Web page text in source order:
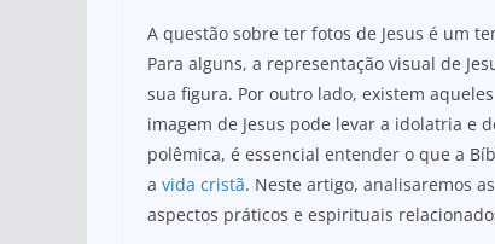
A questão sobre ter fotos de Jesus é um
Para alguns, a representação visual de
sua figura. Por outro lado, existem
imagem de Jesus pode levar a idolatria e
polêmica, é essencial entender o que a
a vida cristã. Neste artigo, analisaremos
aspectos práticos e espirituais